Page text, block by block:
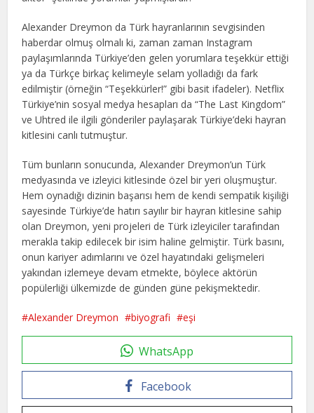
Alexander Dreymon da Türk hayranlarının sevgisinden
haberdar olmuş olmalı ki, zaman zaman Instagram
paylaşımlarında Türkiye’den gelen yorumlara teşekkür ettiği
ya da Türkçe birkaç kelimeyle selam yolladığı da fark
edilmiştir (örneğin “Teşekkürler!” gibi basit ifadeler). Netflix
Türkiye’nin sosyal medya hesapları da “The Last Kingdom”
ve Uhtred ile ilgili gönderiler paylaşarak Türkiye’deki hayran
kitlesini canlı tutmuştur.
Tüm bunların sonucunda, Alexander Dreymon’un Türk
medyasında ve izleyici kitlesinde özel bir yeri oluşmuştur.
Hem oynadığı dizinin başarısı hem de kendi sempatik kişiliği
sayesinde Türkiye’de hatırı sayılır bir hayran kitlesine sahip
olan Dreymon, yeni projeleri de Türk izleyiciler tarafından
merakla takip edilecek bir isim haline gelmiştir. Türk basını,
onun kariyer adımlarını ve özel hayatındaki gelişmeleri
yakından izlemeye devam etmekte, böylece aktörün
popülerliği ülkemizde de günden güne pekişmektedir.
Alexander Dreymon biyografi eşi
WhatsApp
Facebook